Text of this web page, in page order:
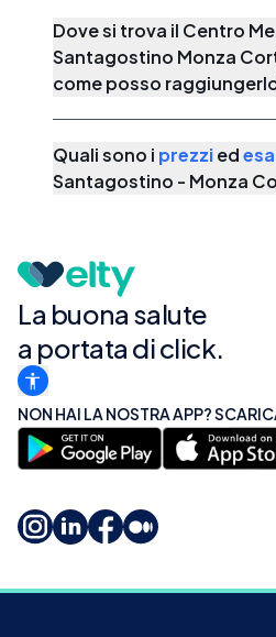
Dove si trova il Centro
Santagostino Monza
come posso
Quali sono i prezzied
Santagostino - Monza
La buona salute
a portata di click.
NON HAI LA NOSTRA APP?